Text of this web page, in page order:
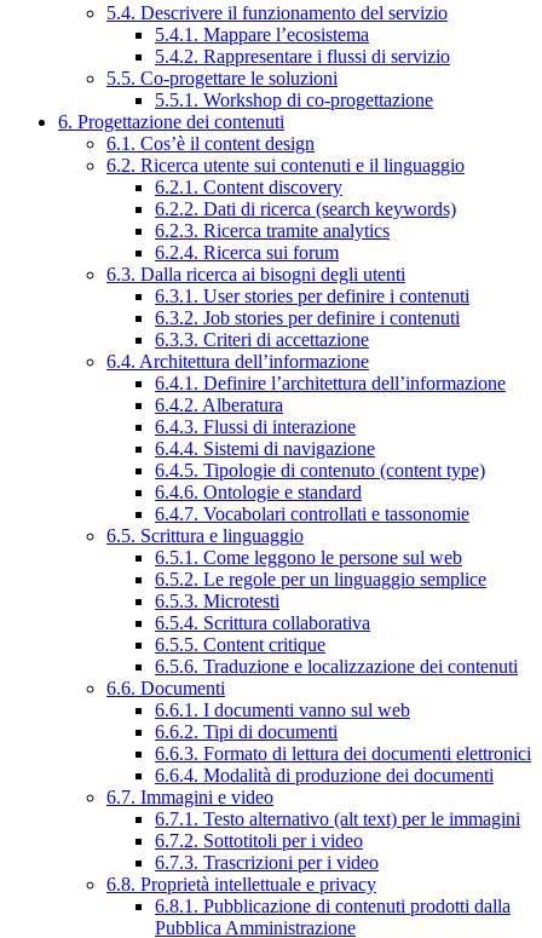
5.4. Descrivere il funzionamento del servizio
5.4.1. Mappare l’ecosistema
5.4.2. Rappresentare i flussi di servizio
5.5. Co-progettare le soluzioni
5.5.1. Workshop di co-progettazione
6. Progettazione dei contenuti
6.1. Cos’è il content design
6.2. Ricerca utente sui contenuti e il linguaggio
6.2.1. Content discovery
6.2.2. Dati di ricerca (search keywords)
6.2.3. Ricerca tramite analytics
6.2.4. Ricerca sui forum
6.3. Dalla ricerca ai bisogni degli utenti
6.3.1. User stories per definire i contenuti
6.3.2. Job stories per definire i contenuti
6.3.3. Criteri di accettazione
6.4. Architettura dell’informazione
6.4.1. Definire l’architettura dell’informazione
6.4.2. Alberatura
6.4.3. Flussi di interazione
6.4.4. Sistemi di navigazione
6.4.5. Tipologie di contenuto (content type)
6.4.6. Ontologie e standard
6.4.7. Vocabolari controllati e tassonomie
6.5. Scrittura e linguaggio
6.5.1. Come leggono le persone sul web
6.5.2. Le regole per un linguaggio semplice
6.5.3. Microtesti
6.5.4. Scrittura collaborativa
6.5.5. Content critique
6.5.6. Traduzione e localizzazione dei contenuti
6.6. Documenti
6.6.1. I documenti vanno sul web
6.6.2. Tipi di documenti
6.6.3. Formato di lettura dei documenti elettronici
6.6.4. Modalità di produzione dei documenti
6.7. Immagini e video
6.7.1. Testo alternativo (alt text) per le immagini
6.7.2. Sottotitoli per i video
6.7.3. Trascrizioni per i video
6.8. Proprietà intellettuale e privacy
6.8.1. Pubblicazione di contenuti prodotti dalla
Pubblica Amministrazione